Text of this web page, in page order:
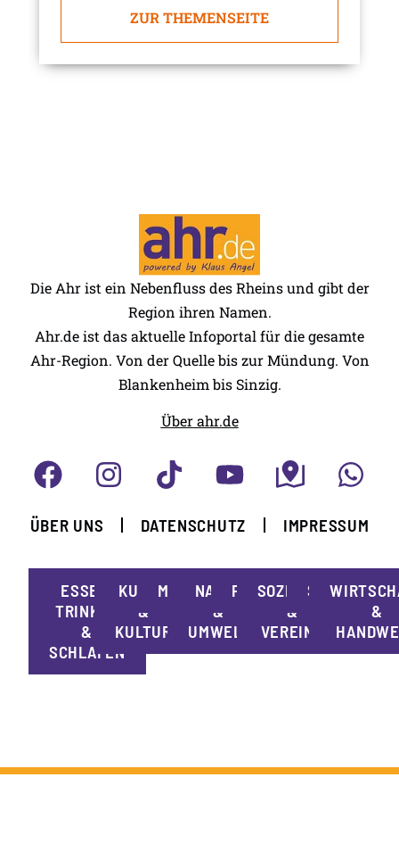
ZUR THEMENSEITE
Die Ahr ist ein Nebenfluss des Rheins und gibt der
Region ihren Namen.
Ahr.de ist das aktuelle Infoportal für die gesamte
Ahr-Region. Von der Quelle bis zur Mündung. Von
Blankenheim bis Sinzig.
Über ahr.de
ÜBER UNS DATENSCHUTZ IMPRESSUM
ESSEN,
TRINKEN
&
SCHLAFEN
KUNST
&
KULTUR
MOBILITÄT
NATUR
&
UMWELT
POLITIK
SOZIALES
&
VEREINE
SPORT
&